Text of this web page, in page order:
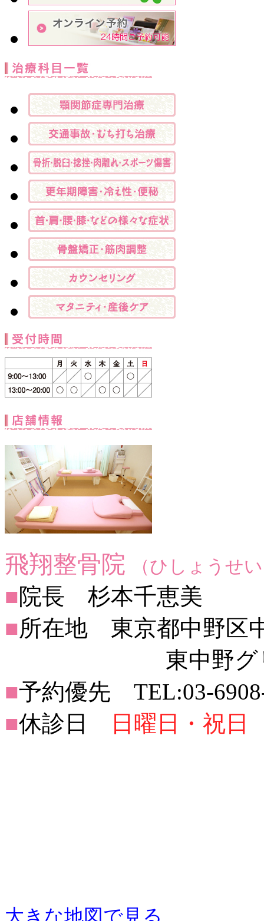
飛翔整骨院 （ひしょうせ
■院長 杉本千恵美
■所在地 東京都中野区
東中野グリー
■予約優先 TEL:03-
■休診日 日曜日・祝日
大きな地図で見る